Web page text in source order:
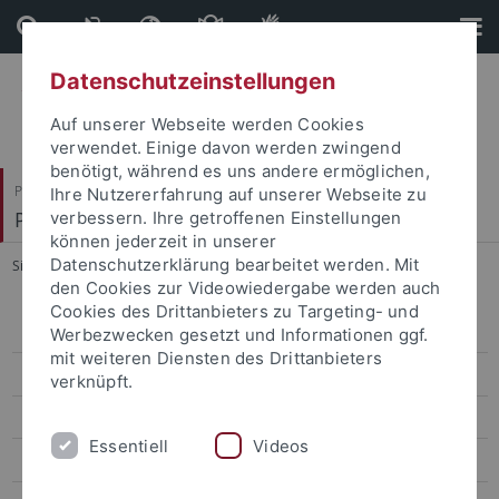
Direkt
zum
Inhalt
Direkt
zur
Fußleiste
Philosophische Fakultät
Prof. Dr. Jörg Robert
Sie sind hier: Startseite ... 4. EdiKo Workshop
Trilaterale Forschungskonferenzen: Freiheit der Kunst
4. EdiKo Workshop
Tagung Traum, Halluzination, Phantasmagorie
Datenschutzeinstellungen
Auf unserer Webseite werden Cookies
verwendet. Einige davon werden zwingend
benötigt, während es uns andere ermöglichen,
Ihre Nutzererfahrung auf unserer Webseite zu
verbessern. Ihre getroffenen Einstellungen
können jederzeit in unserer
Datenschutzerklärung bearbeitet werden. Mit
den Cookies zur Videowiedergabe werden auch
Cookies des Drittanbieters zu Targeting- und
Werbezwecken gesetzt und Informationen ggf.
mit weiteren Diensten des Drittanbieters
verknüpft.
Essentiell Videos